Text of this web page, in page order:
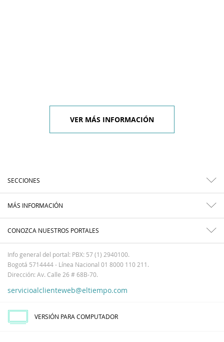
VER MÁS INFORMACIÓN
SECCIONES
MÁS INFORMACIÓN
CONOZCA NUESTROS PORTALES
Info general del portal: PBX: 57 (1) 2940100.
Bogotá 5714444 - Línea Nacional 01 8000 110 211.
Dirección: Av. Calle 26 # 68B-70.
servicioalclienteweb@eltiempo.com
VERSIÓN PARA COMPUTADOR